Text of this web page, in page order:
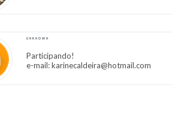
UNKNOWN
Participando!
e-mail: karinecaldeira@hotmail.com